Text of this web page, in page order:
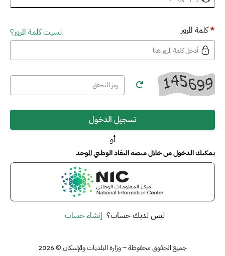
*كلمة المرور نسيت كلمة المرور؟
تسجيل الدخول
أو
يمكنك الدخول من خلال منصة النفاذ الوطني الموحد
ليس لديك حساب؟ إنشاء حساب
جميع الحقوق محفوظة – وزارة البلديات والإسكان © 2026